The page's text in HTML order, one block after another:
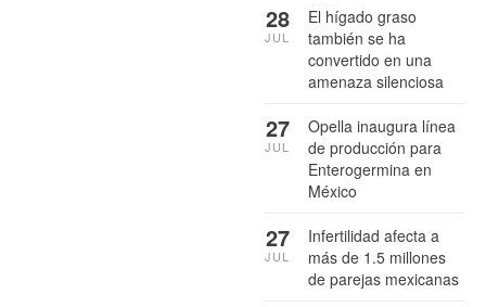
El hígado graso
también se ha
convertido en una
amenaza silenciosa
28
JUL
Opella inaugura línea
de producción para
Enterogermina en
México
27
JUL
Infertilidad afecta a
más de 1.5 millones
de parejas mexicanas
27
JUL